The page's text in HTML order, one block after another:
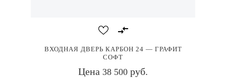
ВХОДНАЯ ДВЕРЬ КАРБОН 24 — ГРАФИТ
СОФТ
Цена 38 500 руб.